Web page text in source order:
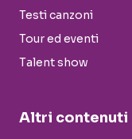
Testi canzoni
Tour ed eventi
Talent show
Altri contenuti